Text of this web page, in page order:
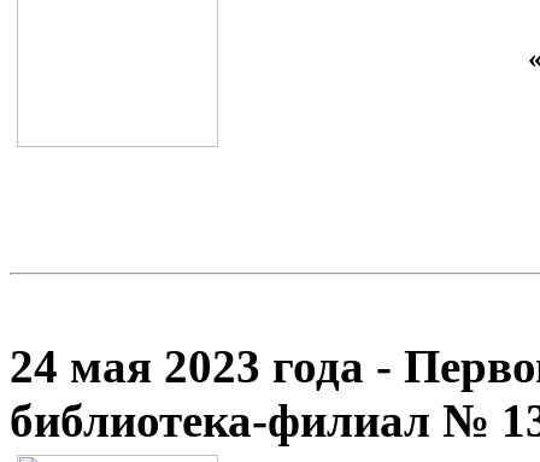
24 мая 2023 года -
библиотека-филиал №